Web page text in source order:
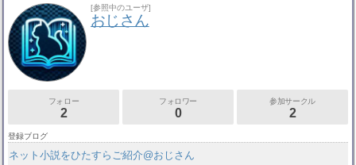
[参照中のユーザ]
おじさん
フォロー
2
フォロワー
0
参加サークル
2
登録ブログ
ネット小説をひたすらご紹介@おじさん